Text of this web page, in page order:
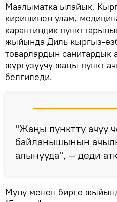
Маалыматка ылайык,
киришинен улам,
карантиндик
жыйында Диль кыргыз-
товарлардын санитардык
жүргүзүүчү жаңы пункт
белгиледи.
"Жаңы пунктту ачуу
байланышынын
алынууда", — деди
Муну менен бирге